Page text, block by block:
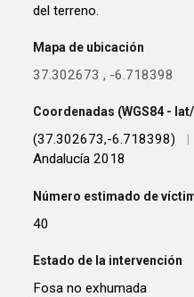
del terreno.
Mapa de ubicación
37.302673 , -6.718398
Coordenadas (WGS84 -
(37.302673,-6.718398)
Andalucía 2018
Número estimado de
40
Estado de la intervención
Fosa no exhumada